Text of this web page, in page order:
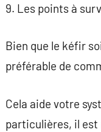
9. Les points à
Bien que le kéfir
préférable de
Cela aide votre
particulières, il est